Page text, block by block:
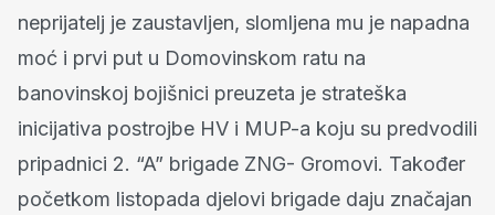
neprijatelj je zaustavljen, slomljena mu je napadna
moć i prvi put u Domovinskom ratu na
banovinskoj bojišnici preuzeta je strateška
inicijativa postrojbe HV i MUP-a koju su predvodili
pripadnici 2. “A” brigade ZNG- Gromovi. Također
početkom listopada djelovi brigade daju značajan